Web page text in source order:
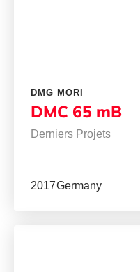
DMG MORI
DMC 65 mB
Derniers Projets
2017Germany